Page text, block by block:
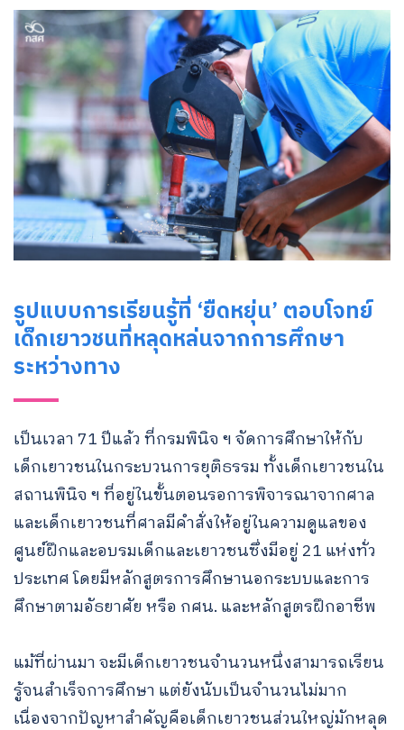
รูปแบบการเรียนรู้ที่ ‘ยืดหยุ่น’ ตอบโจทย์
เด็กเยาวชนที่หลุดหล่นจากการศึกษา
ระหว่างทาง
เป็นเวลา 71 ปีแล้ว ที่กรมพินิจ ฯ จัดการศึกษาให้กับ
เด็กเยาวชนในกระบวนการยุติธรรม ทั้งเด็กเยาวชนใน
สถานพินิจ ฯ ที่อยู่ในขั้นตอนรอการพิจารณาจากศาล
และเด็กเยาวชนที่ศาลมีคำสั่งให้อยู่ในความดูแลของ
ศูนย์ฝึกและอบรมเด็กและเยาวชนซึ่งมีอยู่ 21 แห่งทั่ว
ประเทศ โดยมีหลักสูตรการศึกษานอกระบบและการ
ศึกษาตามอัธยาศัย หรือ กศน. และหลักสูตรฝึกอาชีพ
แม้ที่ผ่านมา จะมีเด็กเยาวชนจำนวนหนึ่งสามารถเรียน
รู้จนสำเร็จการศึกษา แต่ยังนับเป็นจำนวนไม่มาก
เนื่องจากปัญหาสำคัญคือเด็กเยาวชนส่วนใหญ่มักหลุด